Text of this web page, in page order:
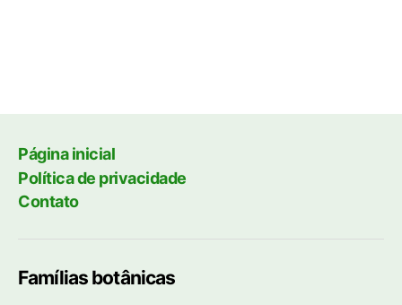
Página inicial
Política de privacidade
Contato
Famílias botânicas